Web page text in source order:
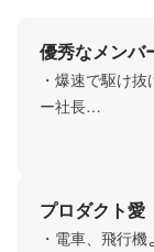
優秀なメンバ
・爆速で駆け
ー社長
プロダクト愛
・電車、飛行